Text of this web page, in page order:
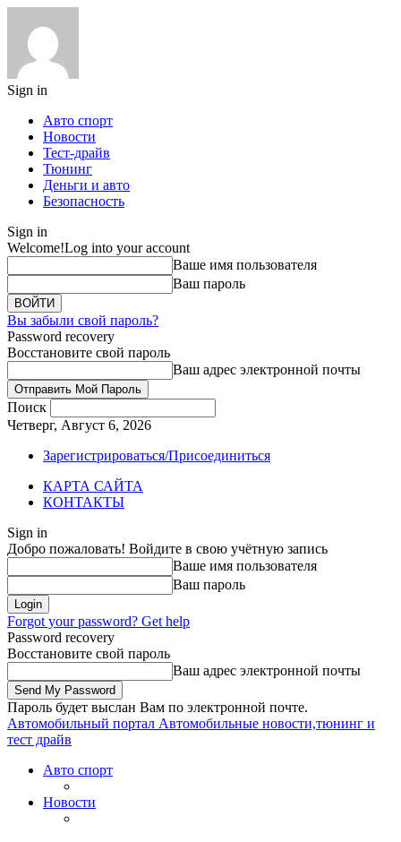
Sign in
Авто спорт
Новости
Тест-драйв
Тюнинг
Деньги и авто
Безопасность
Sign in
Welcome!Log into your account
Ваше имя пользователя
Ваш пароль
Вы забыли свой пароль?
Password recovery
Восстановите свой пароль
Ваш адрес электронной почты
Поиск
Четверг, Август 6, 2026
Зарегистрироваться/Присоединиться
КАРТА САЙТА
КОНТАКТЫ
Sign in
Добро пожаловать! Войдите в свою учётную запись
Ваше имя пользователя
Ваш пароль
Forgot your password? Get help
Password recovery
Восстановите свой пароль
Ваш адрес электронной почты
Пароль будет выслан Вам по электронной почте.
Автомобильный портал Автомобильные новости,тюнинг и
тест драйв
Авто спорт
Новости